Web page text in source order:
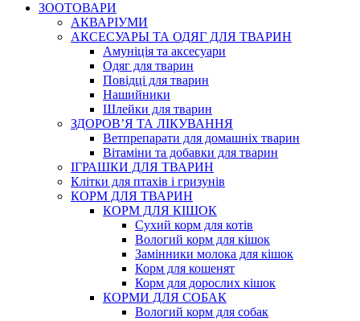
ЗООТОВАРИ
АКВАРІУМИ
АКСЕСУАРЫ ТА ОДЯГ ДЛЯ ТВАРИН
Амуніція та аксесуари
Одяг для тварин
Повідці для тварин
Нашийники
Шлейки для тварин
ЗДОРОВ’Я ТА ЛІКУВАННЯ
Ветпрепарати для домашніх тварин
Вітаміни та добавки для тварин
ІГРАШКИ ДЛЯ ТВАРИН
Клітки для птахів і гризунів
КОРМ ДЛЯ ТВАРИН
КОРМ ДЛЯ КІШОК
Сухий корм для котів
Вологий корм для кішок
Замінники молока для кішок
Корм для кошенят
Корм для дорослих кішок
КОРМИ ДЛЯ СОБАК
Вологий корм для собак